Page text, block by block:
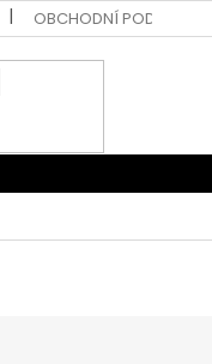
OBCHODNÍ PODMÍNKY